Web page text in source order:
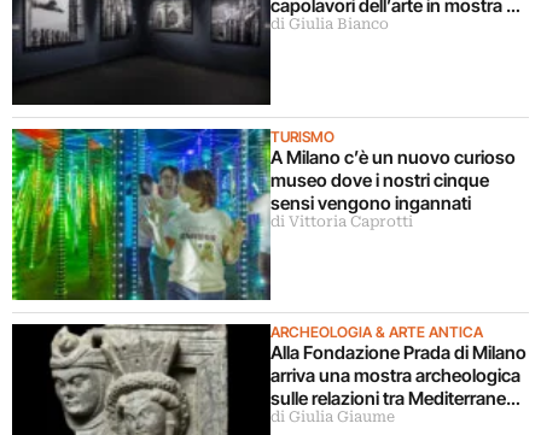
capolavori dell’arte in mostra a
Milano
di Giulia Bianco
TURISMO
A Milano c’è un nuovo curioso
museo dove i nostri cinque
sensi vengono ingannati
di Vittoria Caprotti
ARCHEOLOGIA & ARTE ANTICA
Alla Fondazione Prada di Milano
arriva una mostra archeologica
sulle relazioni tra Mediterraneo
e Asia
di Giulia Giaume